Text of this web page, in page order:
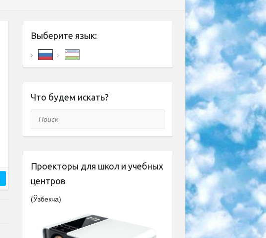
Выберите язык:
Что будем искать?
Поиск
Проекторы для школ и учебных
центров
(Ўзбекча)